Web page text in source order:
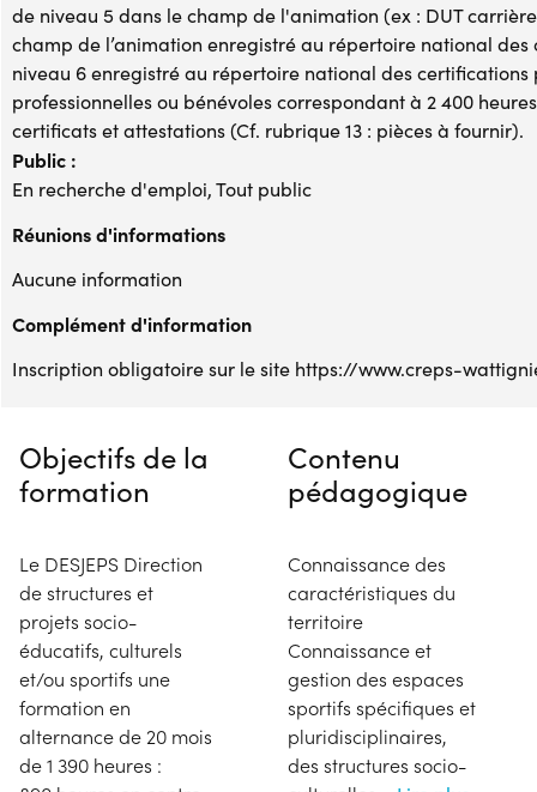
de niveau 5 dans le champ de l'animation (ex : DUT
champ de l’animation enregistré au répertoire national
niveau 6 enregistré au répertoire national des certifications
professionnelles ou bénévoles correspondant à 2 400
certificats et attestations (Cf. rubrique 13 : pièces à fournir).
Public :
En recherche d'emploi, Tout public
Réunions d'informations
Aucune information
Complément d'information
Inscription obligatoire sur le site https://www.creps-
Objectifs de la
formation
Le DESJEPS Direction
de structures et
projets socio-
éducatifs, culturels
et/ou sportifs une
formation en
alternance de 20 mois
de 1 390 heures :
Contenu
pédagogique
Connaissance des
caractéristiques du
territoire
Connaissance et
gestion des espaces
sportifs spécifiques et
pluridisciplinaires,
des structures socio-